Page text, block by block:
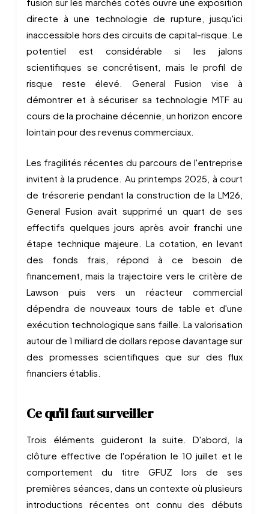
directe à une technologie de rupture, jusqu'ici
inaccessible hors des circuits de capital-risque. Le
potentiel est considérable si les jalons
scientifiques se concrétisent, mais le profil de
risque reste élevé. General Fusion vise à
démontrer et à sécuriser sa technologie MTF au
cours de la prochaine décennie, un horizon encore
lointain pour des revenus commerciaux.
Les fragilités récentes du parcours de l'entreprise
invitent à la prudence. Au printemps 2025, à court
de trésorerie pendant la construction de la LM26,
General Fusion avait supprimé un quart de ses
effectifs quelques jours après avoir franchi une
étape technique majeure. La cotation, en levant
des fonds frais, répond à ce besoin de
financement, mais la trajectoire vers le critère de
Lawson puis vers un réacteur commercial
dépendra de nouveaux tours de table et d'une
exécution technologique sans faille. La valorisation
autour de 1 milliard de dollars repose davantage sur
des promesses scientifiques que sur des flux
financiers établis.
Ce qu'il faut surveiller
Trois éléments guideront la suite. D'abord, la
clôture effective de l'opération le 10 juillet et le
comportement du titre GFUZ lors de ses
premières séances, dans un contexte où plusieurs
introductions récentes ont connu des débuts